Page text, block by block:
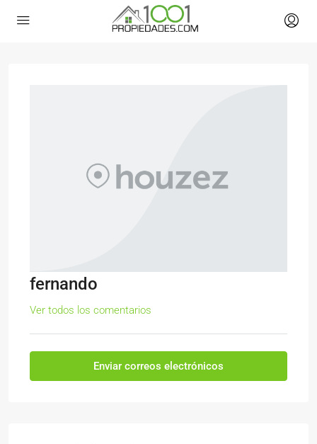
fernando
Ver todos los comentarios
Enviar correos electrónicos